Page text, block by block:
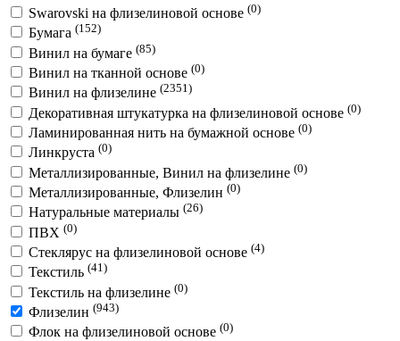
Swarovski на флизелиновой основе (0)
Бумага (152)
Винил на бумаге (85)
Винил на тканной основе (0)
Винил на флизелине (2351)
Декоративная штукатурка на флизелиновой основе (0)
Ламинированная нить на бумажной основе (0)
Линкруста (0)
Металлизированные, Винил на флизелине (0)
Металлизированные, Флизелин (0)
Натуральные материалы (26)
ПВХ (0)
Стеклярус на флизелиновой основе (4)
Текстиль (41)
Текстиль на флизелине (0)
Флизелин (943)
Флок на флизелиновой основе (0)